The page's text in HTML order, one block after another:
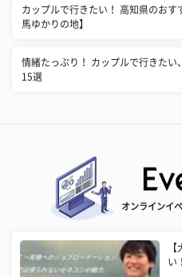
カップルで行きたい！ 高知県のお
馬ゆかりの地】
情緒たっぷり！ カップルで行きたい
15選
オンラインイ
い